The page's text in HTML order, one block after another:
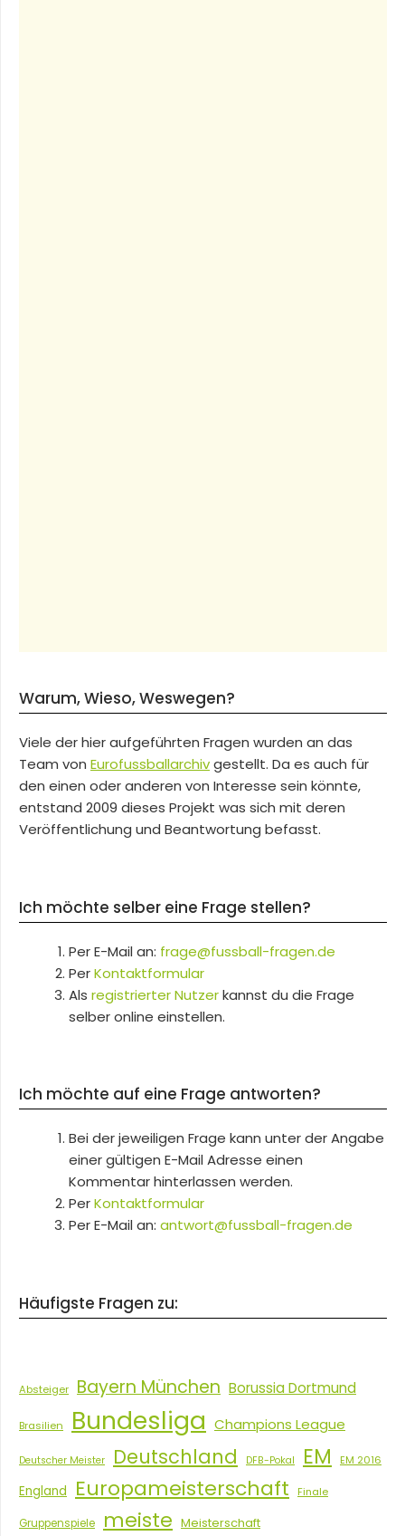
Warum, Wieso, Weswegen?
Viele der hier aufgeführten Fragen wurden an das
Team von Eurofussballarchivgestellt. Da es auch für
den einen oder anderen von Interesse sein könnte,
entstand 2009 dieses Projekt was sich mit deren
Veröffentlichung und Beantwortung befasst.
Ich möchte selber eine Frage stellen?
Per E-Mail an: frage@fussball-fragen.de
PerKontaktformular
Als registrierter Nutzerkannst du die Frage
selber online einstellen.
Ich möchte auf eine Frage antworten?
Bei der jeweiligen Frage kann unter der Angabe
einer gültigen E-Mail Adresse einen
Kommentar hinterlassen werden.
PerKontaktformular
Per E-Mail an: antwort@fussball-fragen.de
Häufigste Fragen zu:
Absteiger Bayern München Borussia Dortmund
Brasilien Bundesliga Champions League
Deutscher Meister Deutschland DFB-Pokal EM EM 2016
England Europameisterschaft Finale
Gruppenspiele meiste Meisterschaft